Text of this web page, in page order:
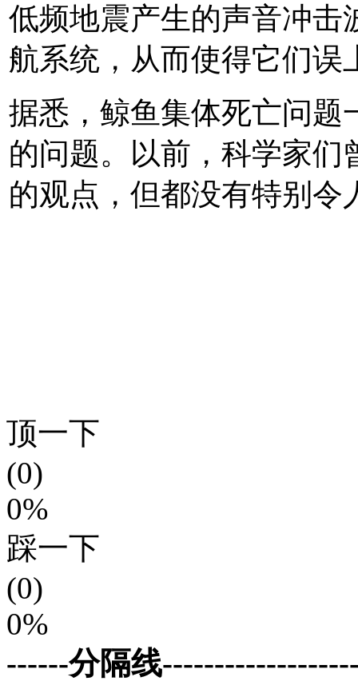
低频地震产生的声音冲击
航系统，从而使得它们误
据悉，鲸鱼集体死亡问题
的问题。以前，科学家们
的观点，但都没有特别令
顶一下
(0)
0%
踩一下
(0)
0%
------分隔线